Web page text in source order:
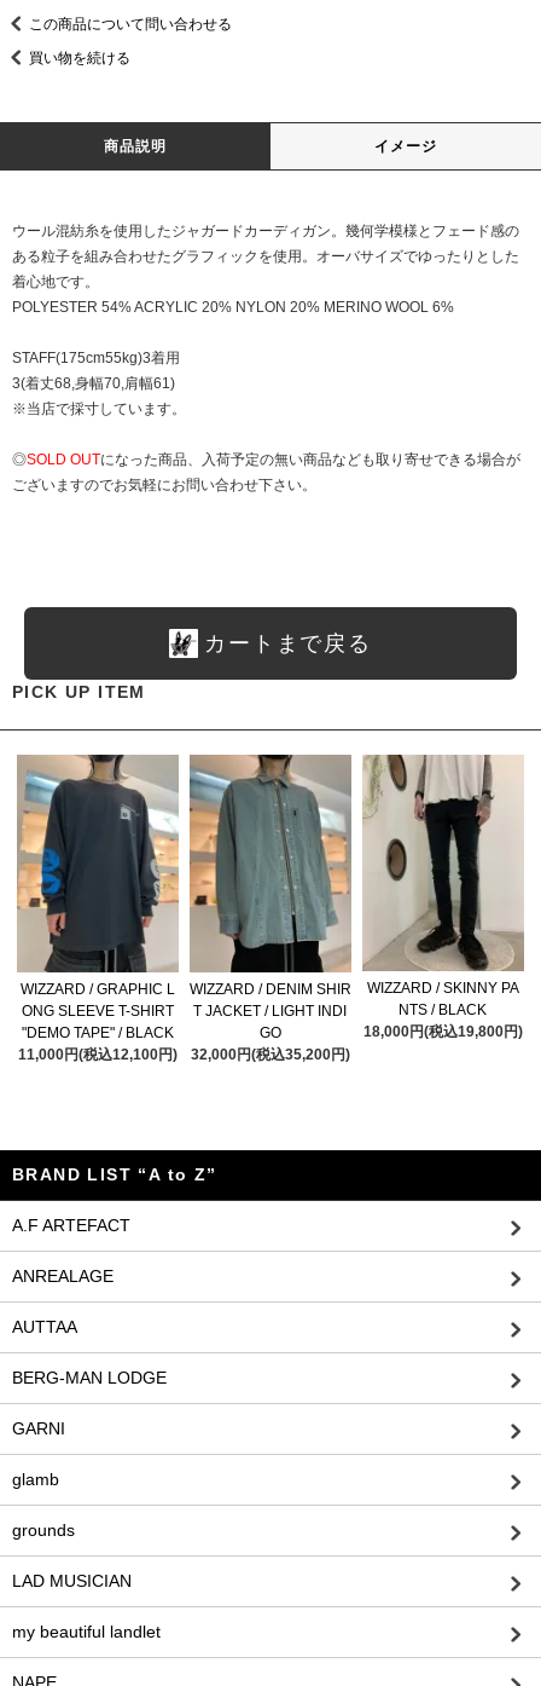
この商品について問い合わせる
買い物を続ける
商品説明 イメージ
ウール混紡糸を使用したジャガードカーディガン。幾何学模様とフェード感の
ある粒子を組み合わせたグラフィックを使用。オーバサイズでゆったりとした
着心地です。
POLYESTER 54% ACRYLIC 20% NYLON 20% MERINO WOOL 6%
STAFF(175cm55kg)3着用
3(着丈68,身幅70,肩幅61)
※当店で採寸しています。
◎SOLD OUTになった商品、入荷予定の無い商品なども取り寄せできる場合が
ございますのでお気軽にお問い合わせ下さい。
カートまで戻る
PICK UP ITEM
WIZZARD / GRAPHIC L
ONG SLEEVE T-SHIRT
"DEMO TAPE" / BLACK
11,000円(税込12,100円)
WIZZARD / DENIM SHIR
T JACKET / LIGHT INDI
GO
32,000円(税込35,200円)
WIZZARD / SKINNY PA
NTS / BLACK
18,000円(税込19,800円)
BRAND LIST “A to Z”
A.F ARTEFACT
ANREALAGE
AUTTAA
BERG-MAN LODGE
GARNI
glamb
grounds
LAD MUSICIAN
my beautiful landlet